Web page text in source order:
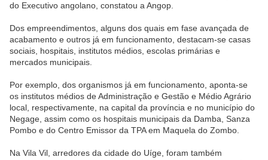
do Executivo angolano, constatou a Angop.
Dos empreendimentos, alguns dos quais em fase avançada de
acabamento e outros já em funcionamento, destacam-se casas
sociais, hospitais, institutos médios, escolas primárias e
mercados municipais.
Por exemplo, dos organismos já em funcionamento, aponta-se
os institutos médios de Administração e Gestão e Médio Agrário
local, respectivamente, na capital da província e no município do
Negage, assim como os hospitais municipais da Damba, Sanza
Pombo e do Centro Emissor da TPA em Maquela do Zombo.
Na Vila Vil, arredores da cidade do Uíge, foram também